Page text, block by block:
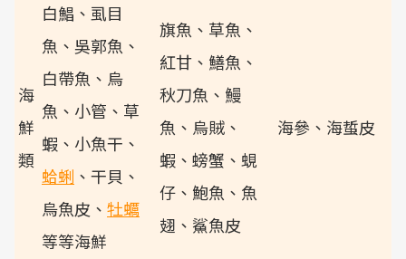
海
鮮
類
白鯧、虱目
魚、吳郭魚、
白帶魚、烏
魚、小管、草
蝦、小魚干、
蛤蜊 、干貝、
烏魚皮、 牡蠣
等等海鮮
旗魚、草魚、
紅甘、鱔魚、
秋刀魚、鰻
魚、烏賊、
蝦、螃蟹、蜆
仔、鮑魚、魚
翅、鯊魚皮
海參、海蜇皮